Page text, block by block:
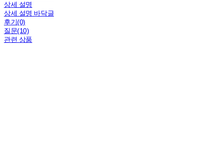
상세 설명
상세 설명 바닥글
후기(0)
질문(10)
관련 상품